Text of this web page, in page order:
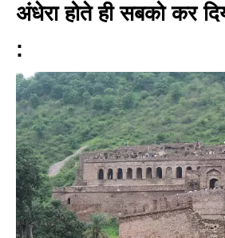
अंधेरा होते ही सबको कर
: